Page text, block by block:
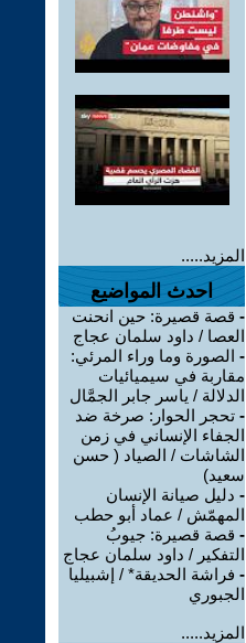
المزيد.....
احدث المواضيع
- قصة قصيرة: حين انحنت
العصا / داود سلمان عجاج
- الصورة وما وراء المرئي:
مقاربة في سيميائيات
الدلالة / ياسر جابر الجمَّال
- تحجر الحوار: صرخة ضد
الجفاء الإنساني في زمن
الشاشات / الصياد ‏( حسن
سعيد‏)
- دليل صيانة الإنسان
المهمّش / عماد أبو حطب
- قصة قصيرة: جيوبُ
التفكير / داود سلمان عجاج
- فراشة الحديقة* / إشبيليا
الجبوري
المزيد.....